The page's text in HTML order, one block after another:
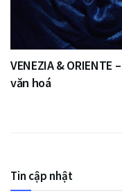
VENEZIA &
văn hoá
Tin cập nhật